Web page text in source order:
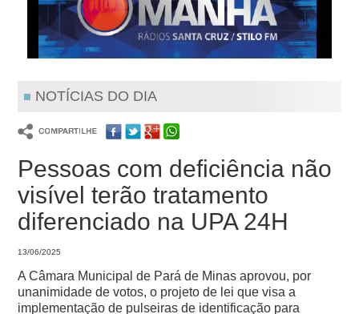
NOTÍCIAS DO DIA
Pessoas com deficiência não
visível terão tratamento
diferenciado na UPA 24H
13/06/2025
A Câmara Municipal de Pará de Minas aprovou, por
unanimidade de votos, o projeto de lei que visa a
implementação de pulseiras de identificação para